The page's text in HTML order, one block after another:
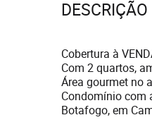
DESCRIÇÃO
Cobertura à
Com 2 quartos,
Área gourmet no
Condomínio com
Botafogo, em